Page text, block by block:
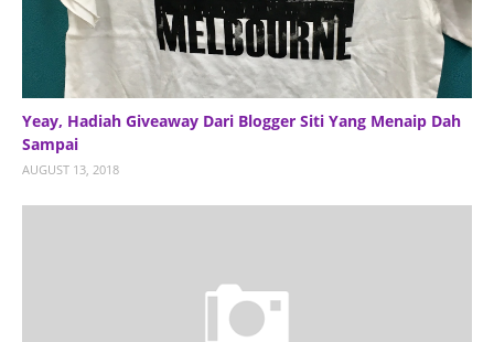
Yeay, Hadiah Giveaway Dari Blogger Siti Yang Menaip Dah
Sampai
AUGUST 13, 2018